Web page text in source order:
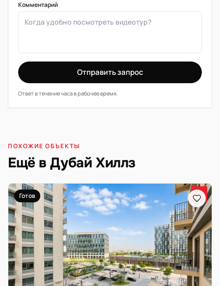
Комментарий
Отправить запрос
Ответ в течение часа в рабочее время.
ПОХОЖИЕ ОБЪЕКТЫ
Ещё в Дубай Хиллз
Готов